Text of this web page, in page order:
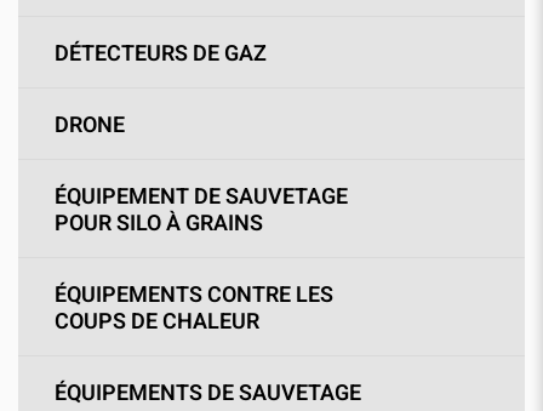
DÉTECTEURS DE GAZ
DRONE
ÉQUIPEMENT DE SAUVETAGE
POUR SILO À GRAINS
ÉQUIPEMENTS CONTRE LES
COUPS DE CHALEUR
ÉQUIPEMENTS DE SAUVETAGE